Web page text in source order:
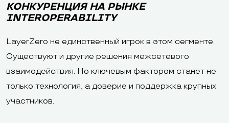
КОНКУРЕНЦИЯ НА РЫНКЕ
INTEROPERABILITY
LayerZero не единственный игрок в этом сегменте.
Существуют и другие решения межсетевого
взаимодействия. Но ключевым фактором станет не
только технология, а доверие и поддержка крупных
участников.